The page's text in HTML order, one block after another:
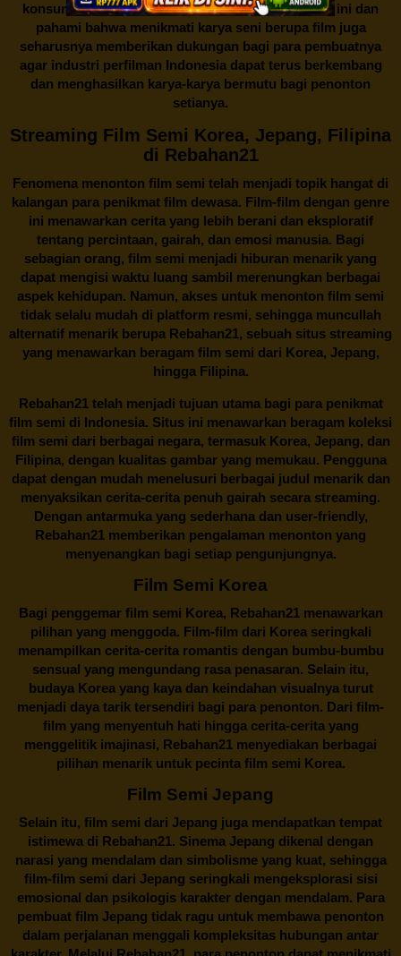
konsumen, bijaklah dalam menggunakan platform ini dan
pahami bahwa menikmati karya seni berupa film juga
seharusnya memberikan dukungan bagi para pembuatnya
agar industri perfilman Indonesia dapat terus berkembang
dan menghasilkan karya-karya bermutu bagi penonton
setianya.
Streaming Film Semi Korea, Jepang, Filipina
di Rebahan21
Fenomena menonton film semi telah menjadi topik hangat di
kalangan para penikmat film dewasa. Film-film dengan genre
ini menawarkan cerita yang lebih berani dan eksploratif
tentang percintaan, gairah, dan emosi manusia. Bagi
sebagian orang, film semi menjadi hiburan menarik yang
dapat mengisi waktu luang sambil merenungkan berbagai
aspek kehidupan. Namun, akses untuk menonton film semi
tidak selalu mudah di platform resmi, sehingga muncullah
alternatif menarik berupa Rebahan21, sebuah situs streaming
yang menawarkan beragam film semi dari Korea, Jepang,
hingga Filipina.
Rebahan21telah menjadi tujuan utama bagi para penikmat
film semi di Indonesia. Situs ini menawarkan beragam koleksi
film semi dari berbagai negara, termasuk Korea, Jepang, dan
Filipina, dengan kualitas gambar yang memukau. Pengguna
dapat dengan mudah menelusuri berbagai judul menarik dan
menyaksikan cerita-cerita penuh gairah secara streaming.
Dengan antarmuka yang sederhana dan user-friendly,
Rebahan21 memberikan pengalaman menonton yang
menyenangkan bagi setiap pengunjungnya.
Film Semi Korea
Bagi penggemar film semi Korea, Rebahan21menawarkan
pilihan yang menggoda. Film-film dari Korea seringkali
menampilkan cerita-cerita romantis dengan bumbu-bumbu
sensual yang mengundang rasa penasaran. Selain itu,
budaya Korea yang kaya dan keindahan visualnya turut
menjadi daya tarik tersendiri bagi para penonton. Dari film-
film yang menyentuh hati hingga cerita-cerita yang
menggelitik imajinasi, Rebahan21 menyediakan berbagai
pilihan menarik untuk pecinta film semi Korea.
Film Semi Jepang
Selain itu, film semi dari Jepang juga mendapatkan tempat
istimewa di Rebahan21. Sinema Jepang dikenal dengan
narasi yang mendalam dan simbolisme yang kuat, sehingga
film-film semi dari Jepang seringkali mengeksplorasi sisi
emosional dan psikologis karakter dengan mendalam. Para
pembuat film Jepang tidak ragu untuk membawa penonton
dalam perjalanan menggali kompleksitas hubungan antar